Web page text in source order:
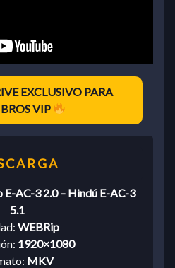
EXCLUSIVO PARA
VIP
E-AC-3 2.0 – Hindú E-AC-3
5.1
WEBRip
1920×1080
MKV